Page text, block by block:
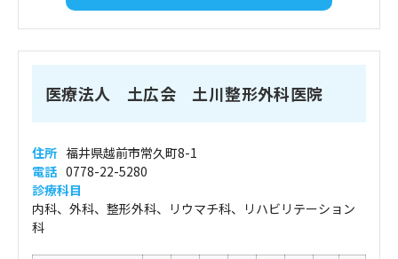
医療法人 土広会 土川整形外科医院
住所 福井県越前市常久町8-1
電話 0778-22-5280
診療科目
内科、外科、整形外科、リウマチ科、リハビリテーション
科